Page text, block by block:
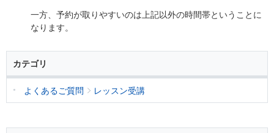
一方、予約が取りやすいのは上記以外の時間帯ということに
なります。
カテゴリ
よくあるご質問 レッスン受講